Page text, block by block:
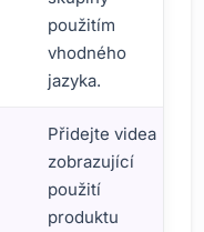
použitím
vhodného
jazyka.
Přidejte videa
zobrazující
použití
produktu